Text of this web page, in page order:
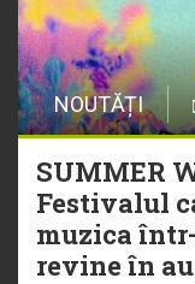
NOUTĂȚI
SUMMER
Festivalul
muzica
revine în